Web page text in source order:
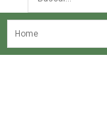
NOSSA HISTÓRIA